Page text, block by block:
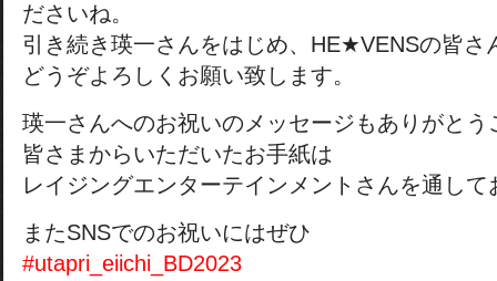
ださいね。
引き続き瑛一さんをはじめ、HE★VENSの皆さ
どうぞよろしくお願い致します。
瑛一さんへのお祝いのメッセージもありがとう
皆さまからいただいたお手紙は
レイジングエンターテインメントさんを通して
またSNSでのお祝いにはぜひ
#utapri_eiichi_BD2023